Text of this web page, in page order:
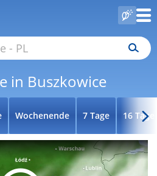
in Buszkowice
Wochenende 7 Tage 16 Tage